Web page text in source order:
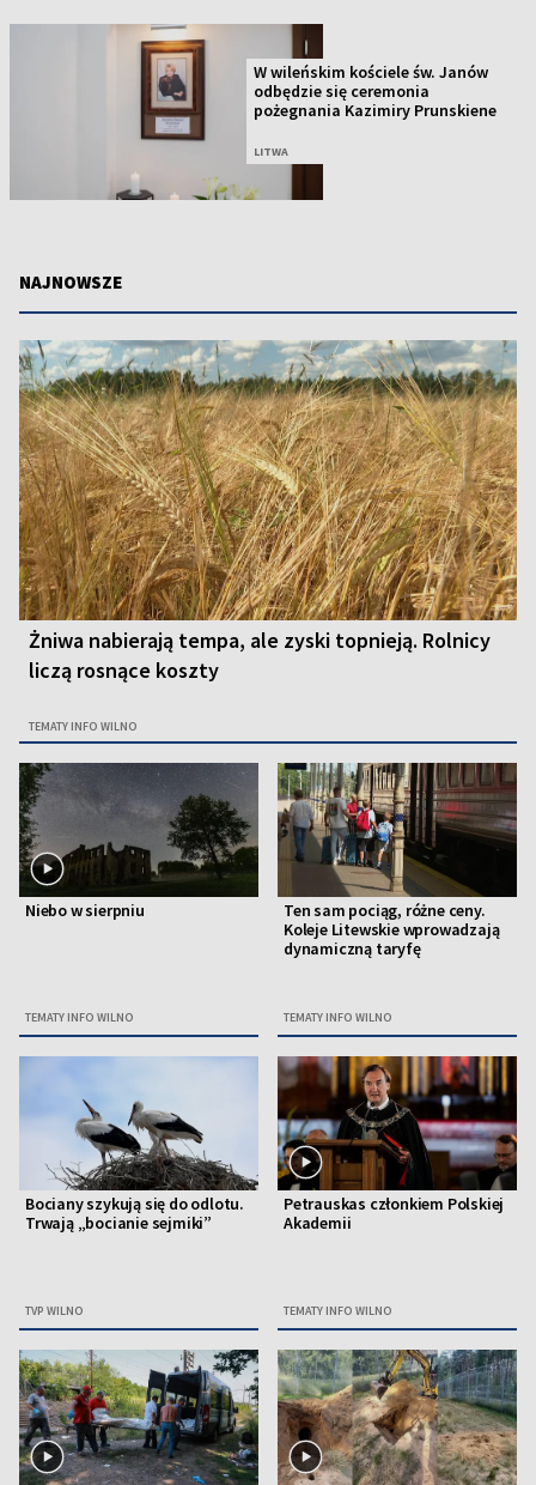
W wileńskim kościele św. Janów
odbędzie się ceremonia
pożegnania Kazimiry Prunskiene
LITWA
NAJNOWSZE
Żniwa nabierają tempa, ale zyski topnieją. Rolnicy
liczą rosnące koszty
TEMATY INFO WILNO
Niebo w sierpniu
TEMATY INFO WILNO
Ten sam pociąg, różne ceny.
Koleje Litewskie wprowadzają
dynamiczną taryfę
TEMATY INFO WILNO
Bociany szykują się do odlotu.
Trwają „bocianie sejmiki”
TVP WILNO
Petrauskas członkiem Polskiej
Akademii
TEMATY INFO WILNO